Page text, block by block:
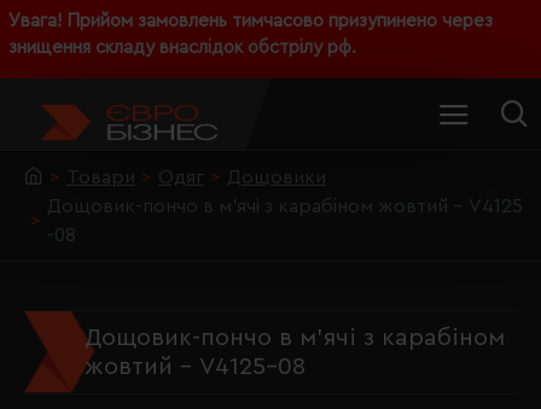
Увага! Прийом замовлень тимчасово призупинено через
знищення складу внаслідок обстрілу рф.
Товари Одяг
Дощовики
Дощовик-пончо в м'ячі з карабіном жовтий - V4125
-08
Дощовик-пончо в м'ячі з карабіном
жовтий - V4125-08